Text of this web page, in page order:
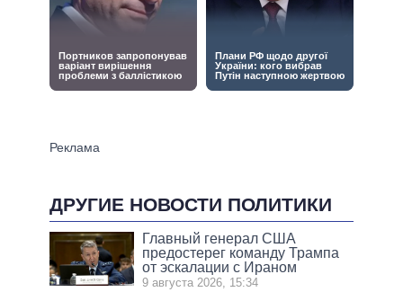
ДРУГИЕ НОВОСТИ ПОЛИТИКИ
Главный генерал США
предостерег команду Трампа
от эскалации с Ираном
9 августа 2026, 15:34